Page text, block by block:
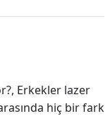
Erkekler lazer
hiç bir fark